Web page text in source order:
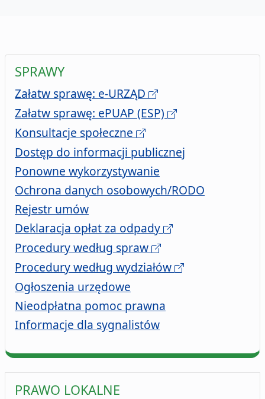
SPRAWY
Załatw sprawę: e-URZĄD
Załatw sprawę: ePUAP (ESP)
Konsultacje społeczne
Dostęp do informacji publicznej
Ponowne wykorzystywanie
Ochrona danych osobowych/RODO
Rejestr umówzawartych przez Urząd Miasta
Deklaracja opłat za odpady
Procedury według spraw
Procedury według wydziałów
Ogłoszenia urzędowe
Nieodpłatna pomoc prawna
Informacje dla sygnalistów
PRAWO LOKALNE